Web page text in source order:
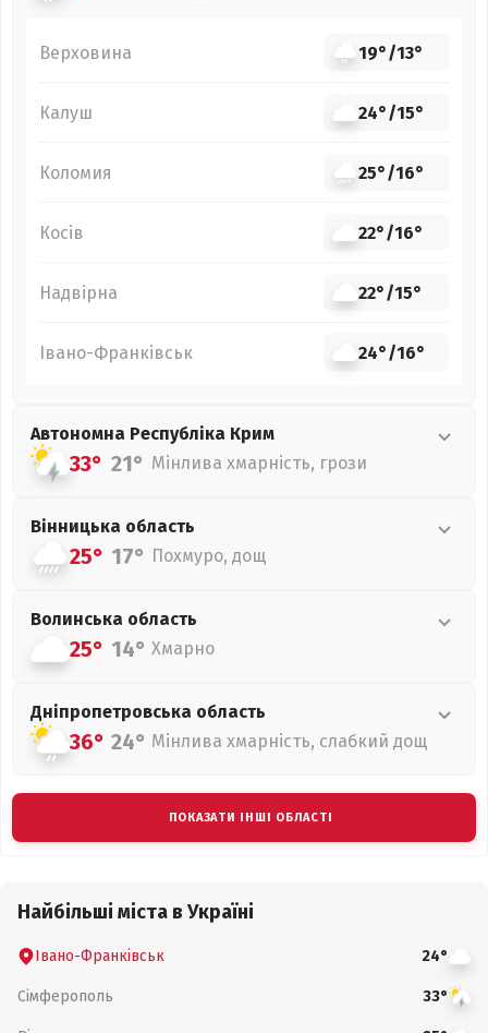
Верховина 19°/13°
Калуш 24°/15°
Коломия 25°/16°
Косів 22°/16°
Надвірна 22°/15°
Івано-Франківськ 24°/16°
Автономна Республіка Крим
33° 21° Мінлива хмарність, грози
Вінницька область
25° 17° Похмуро, дощ
Волинська область
25° 14° Хмарно
Дніпропетровська область
36° 24° Мінлива хмарність, слабкий дощ
ПОКАЗАТИ ІНШІ ОБЛАСТІ
Найбільші міста в Україні
Івано-Франківськ 24°
Сімферополь 33°